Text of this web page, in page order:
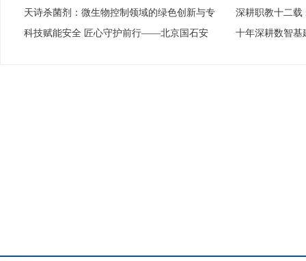
·天诗杀菌剂：微生物控制领域的绿色创新与专 ·深耕职教十二载
·科技赋能安全 匠心守护前行——北京国石安 ·十年深耕数智基